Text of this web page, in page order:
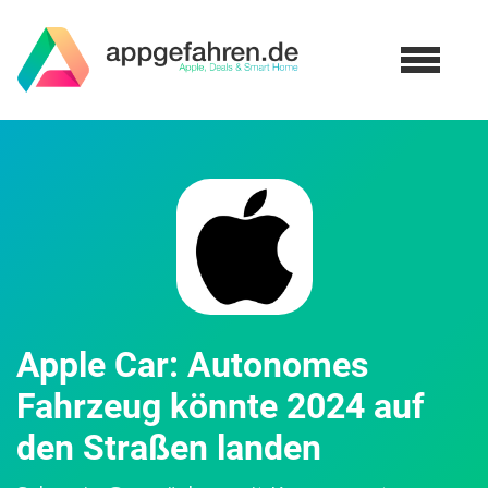
Apple Car: Autonomes
Fahrzeug könnte 2024 auf
den Straßen landen